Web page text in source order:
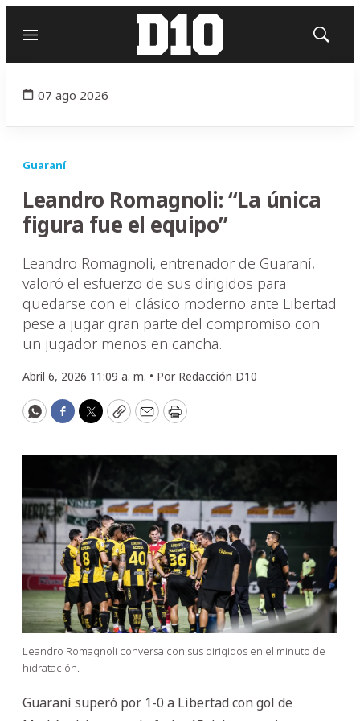
Menú
Mostrar
07 ago 2026
Guaraní
Leandro Romagnoli: “La única
figura fue el equipo”
Leandro Romagnoli, entrenador de Guaraní,
valoró el esfuerzo de sus dirigidos para
quedarse con el clásico moderno ante Libertad
pese a jugar gran parte del compromiso con
un jugador menos en cancha.
Abril 6, 2026 11:09 a. m. • Por Redacción D10
WhatsApp
Facebook
Twitter
CopyEmailPrint
Leandro Romagnoli conversa con sus dirigidos en el minuto de
hidratación.
Guaraní superó por 1-0 a Libertad con gol de